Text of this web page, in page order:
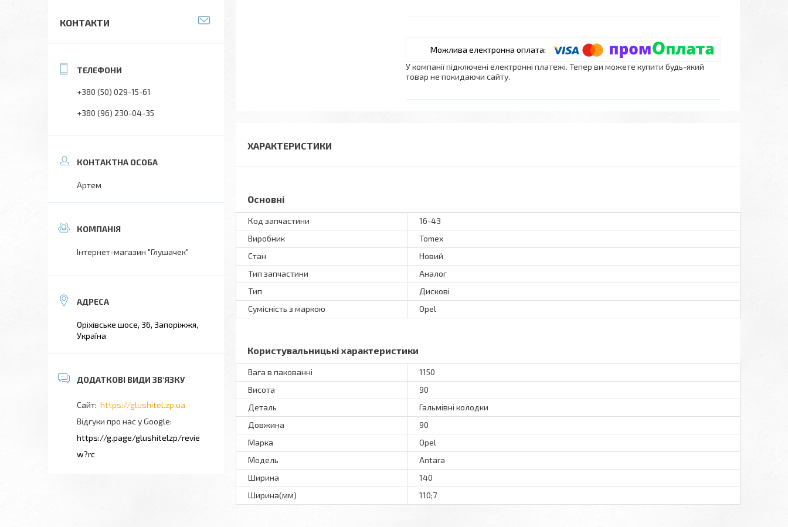
У компанії підключені електронні платежі. Тепер ви можете купити будь-який
товар не покидаючи сайту.
ХАРАКТЕРИСТИКИ
Основні
Код запчастини
16-43
Виробник
Tomex
Стан
Новий
Тип запчастини
Аналог
Тип
Дискові
Сумісність з маркою
Opel
Користувальницькі характеристики
Вага в пакованні
1150
Висота
90
Деталь
Гальмівні колодки
Довжина
90
Марка
Opel
Мoдель
Antara
Ширина
140
Ширина(мм)
110;7
КОНТАКТИ
+380 (50) 029-15-61
+380 (96) 230-04-35
Артем
Інтернет-магазин "Глушачек"
Оріхівське шосе, 36, Запоріжжя,
Україна
https://glushitel.zp.ua
Відгуки про нас у Google
https://g.page/glushitelzp/revie
w?rc